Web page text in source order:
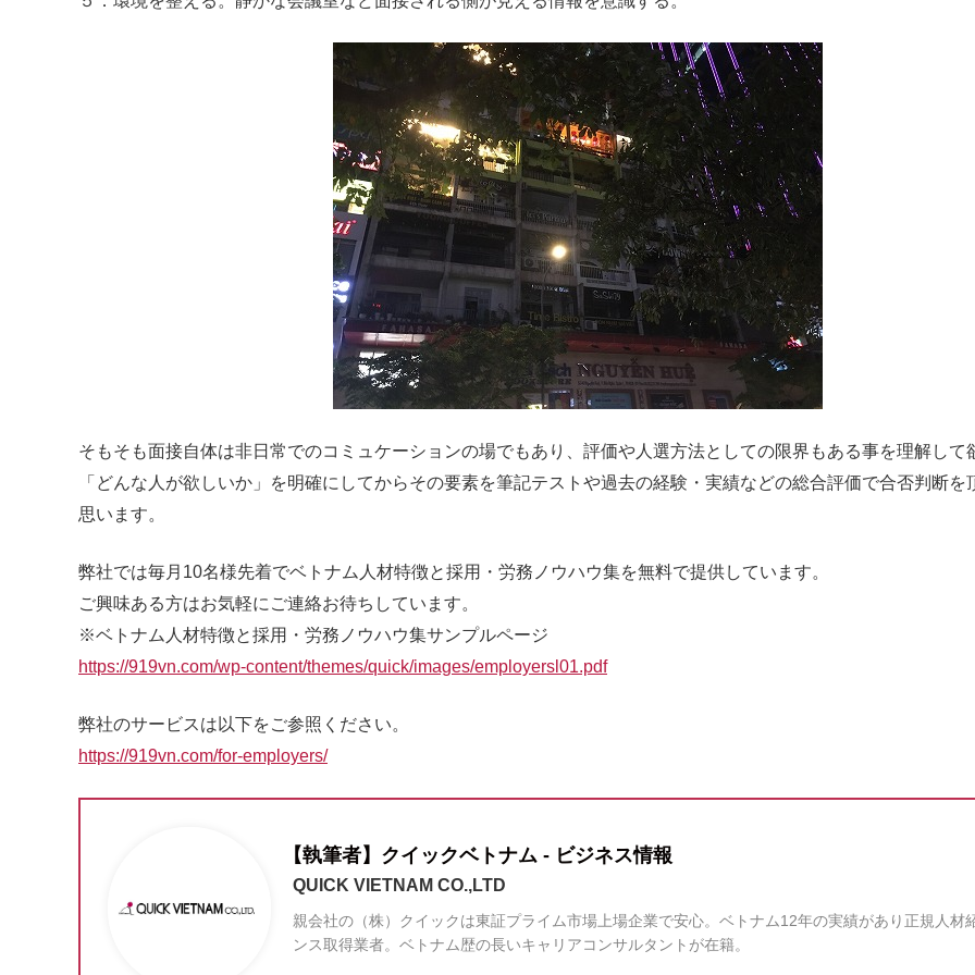
そもそも面接自体は非日常でのコミュケーションの場でもあり、評価や人選方法としての限界もある事を理解して
「どんな人が欲しいか」を明確にしてからその要素を筆記テストや過去の経験・実績などの総合評価で合否判断を
思います。
弊社では毎月10名様先着でベトナム人材特徴と採用・労務ノウハウ集を無料で提供しています。
ご興味ある方はお気軽にご連絡お待ちしています。
※ベトナム人材特徴と採用・労務ノウハウ集サンプルページ
https://919vn.com/wp-content/themes/quick/images/employersl01.pdf
弊社のサービスは以下をご参照ください。
https://919vn.com/for-employers/
【執筆者】クイックベトナム - ビジネス情報
QUICK VIETNAM CO.,LTD
親会社の（株）クイックは東証プライム市場上場企業で安心。ベトナム12年の実績があり正規人材
ンス取得業者。ベトナム歴の長いキャリアコンサルタントが在籍。